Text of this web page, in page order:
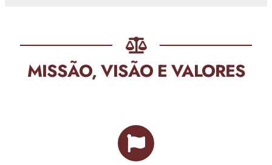
MISSÃO, VISÃO E VALORES